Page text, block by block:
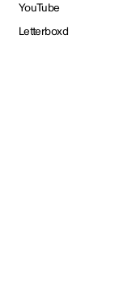
YouTube
Letterboxd